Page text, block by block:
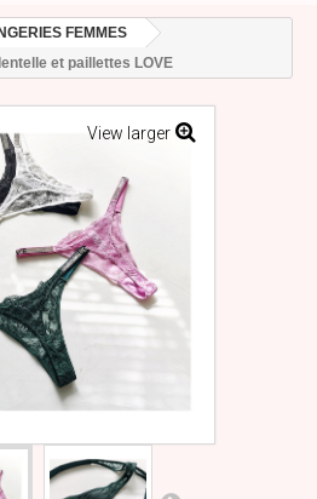
FEMMES
et paillettes LOVE
View larger